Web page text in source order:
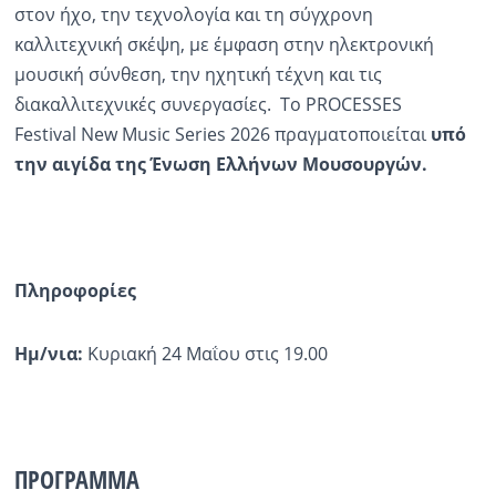
στον ήχο, την τεχνολογία και τη σύγχρονη
καλλιτεχνική σκέψη, με έμφαση στην ηλεκτρονική
μουσική σύνθεση, την ηχητική τέχνη και τις
διακαλλιτεχνικές συνεργασίες. Το PROCESSES
Festival New Music Series 2026 πραγματοποιείταιυπό
την αιγίδα της Ένωση Ελλήνων Μουσουργών.
Πληροφορίες
Ημ/νια: Κυριακή 24 Μαΐου στις 19.00
ΠΡΟΓΡΑΜΜΑ